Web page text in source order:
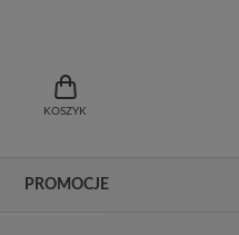
KOSZYK
PROMOCJE